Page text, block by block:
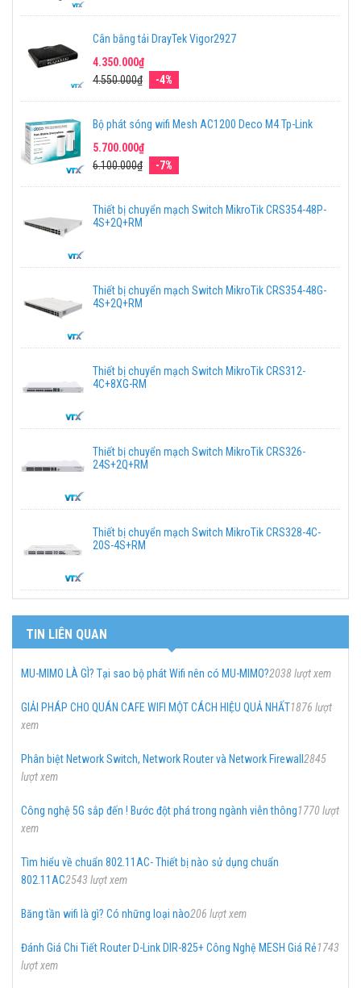
Cân bằng tải DrayTek Vigor2927
4.350.000₫
4.550.000₫
-4%
Bộ phát sóng wifi Mesh AC1200 Deco M4 Tp-Link
5.700.000₫
6.100.000₫
-7%
Thiết bị chuyển mạch Switch MikroTik CRS354-48P-
4S+2Q+RM
Thiết bị chuyển mạch Switch MikroTik CRS354-48G-
4S+2Q+RM
Thiết bị chuyển mạch Switch MikroTik CRS312-
4C+8XG-RM
Thiết bị chuyển mạch Switch MikroTik CRS326-
24S+2Q+RM
Thiết bị chuyển mạch Switch MikroTik CRS328-4C-
20S-4S+RM
TIN LIÊN QUAN
MU-MIMO LÀ GÌ? Tại sao bộ phát Wifi nên có MU-MIMO?2038 lượt xem
GIẢI PHÁP CHO QUÁN CAFE WIFI MỘT CÁCH HIỆU QUẢ NHẤT1876 lượt
xem
Phân biệt Network Switch, Network Router và Network Firewall 2845
lượt xem
Công nghệ 5G sắp đến ! Bước đột phá trong ngành viễn thông1770 lượt
xem
Tìm hiểu về chuẩn 802.11AC- Thiết bị nào sử dụng chuẩn
802.11AC2543 lượt xem
Băng tần wifi là gì? Có những loại nào206 lượt xem
Đánh Giá Chi Tiết Router D-Link DIR-825+ Công Nghệ MESH Giá Rẻ1743
lượt xem